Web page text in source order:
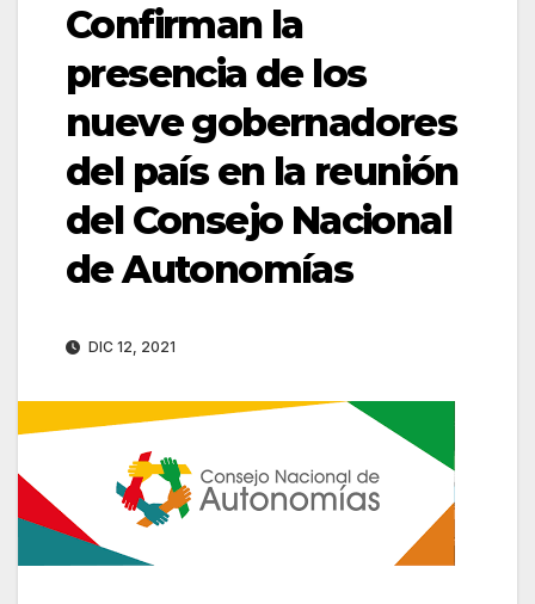
Confirman la
presencia de los
nueve gobernadores
del país en la reunión
del Consejo Nacional
de Autonomías
DIC 12, 2021